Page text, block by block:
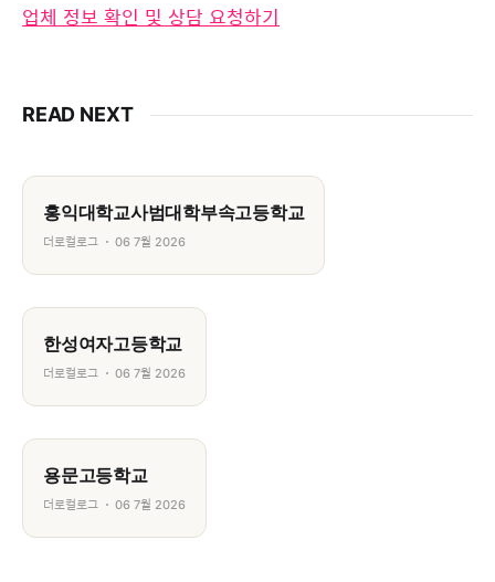
업체 정보 확인 및 상담 요청하기
READ NEXT
홍익대학교사범대학부속고등학교
더로컬로그 06 7월 2026
한성여자고등학교
더로컬로그 06 7월 2026
용문고등학교
더로컬로그 06 7월 2026